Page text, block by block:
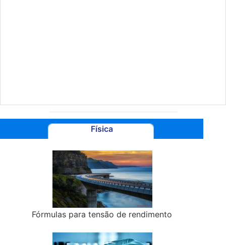
Física
Fórmulas para tensão de rendimento